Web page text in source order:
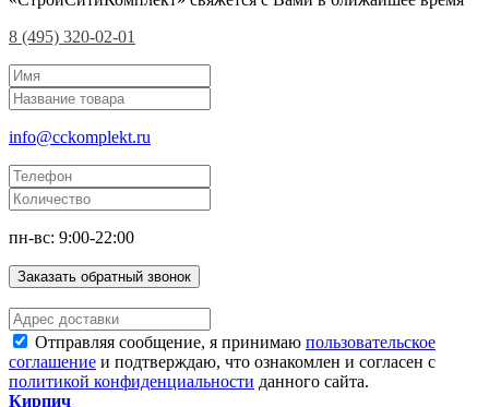
8 (495) 320-02-01
info@cckomplekt.ru
пн-вс: 9:00-22:00
Заказать обратный звонок
Отправляя сообщение, я принимаю пользовательское
соглашение и подтверждаю, что ознакомлен и согласен с
политикой конфиденциальности данного сайта.
Кирпич